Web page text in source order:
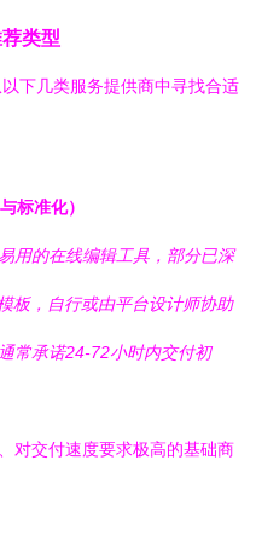
类型
下几类服务提供商中寻找合适
标准化）
用的在线编辑工具，部分已深
板，自行或由平台设计师协助
常承诺24-72小时内交付初
对交付速度要求极高的基础商